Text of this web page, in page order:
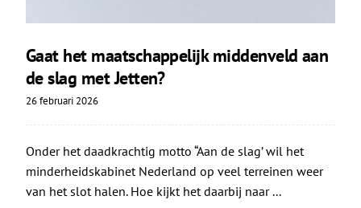
Gaat het maatschappelijk middenveld aan
de slag met Jetten?
26 februari 2026
Onder het daadkrachtig motto “Aan de slag’ wil het
minderheidskabinet Nederland op veel terreinen weer
van het slot halen. Hoe kijkt het daarbij naar ...